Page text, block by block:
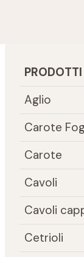
PRODOTTI
Aglio
Carote
Carote
Cavoli
Cavoli
Cetrioli